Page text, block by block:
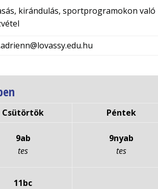
kirándulás, sportprogramokon való
Csütörtök
Péntek
9ab
tes
9nyab
tes
11bc